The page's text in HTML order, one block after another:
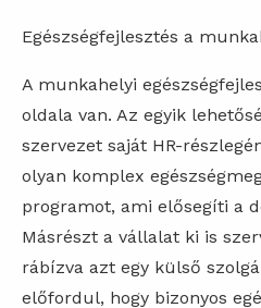
Egészségfejlesztés a
A munkahelyi
oldala van. Az egyik
szervezet saját HR-
olyan komplex
programot, ami elősegíti a
Másrészt a vállalat ki is
rábízva azt egy külső
előfordul, hogy bizonyos